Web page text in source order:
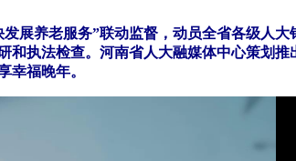
展养老服务”联动监督，动员全省各级人
执法检查。河南省人大融媒体中心策划推
幸福晚年。